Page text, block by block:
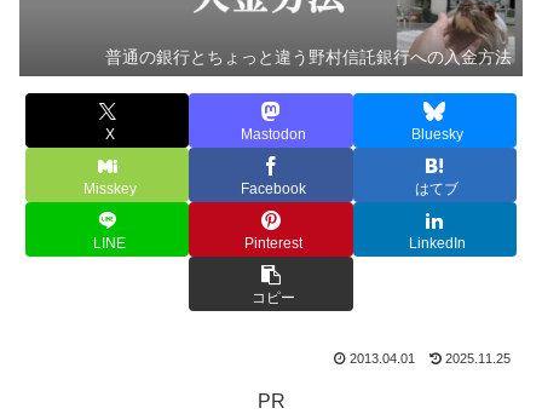
普通の銀行とちょっと違う野村信託銀行への入金方法
X Mastodon Bluesky
Misskey Facebook はてブ
LINE Pinterest LinkedIn
コピー
2013.04.01 2025.11.25
PR